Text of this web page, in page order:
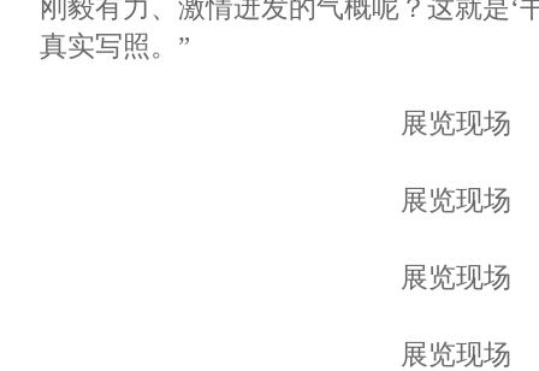
刚毅有力、激情迸发的气概呢？这就是‘
真实写照。”
展览现场
展览现场
展览现场
展览现场